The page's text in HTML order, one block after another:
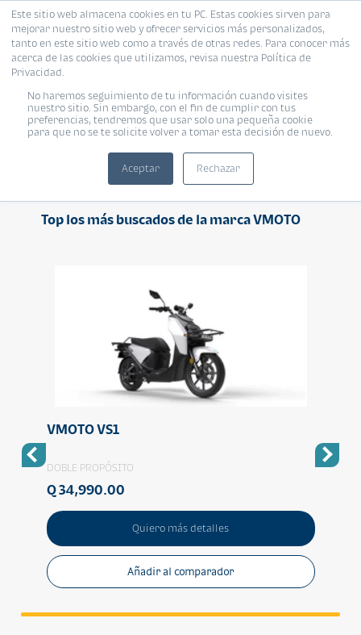
Este sitio web almacena cookies en tu PC. Estas cookies sirven para
mejorar nuestro sitio web y ofrecer servicios más personalizados,
tanto en este sitio web como a través de otras redes. Para conocer más
acerca de las cookies que utilizamos, revisa nuestra Política de
Privacidad.
No haremos seguimiento de tu información cuando visites
nuestro sitio. Sin embargo, con el fin de cumplir con tus
preferencias, tendremos que usar solo una pequeña cookie
para que no se te solicite volver a tomar esta decisión de nuevo.
Aceptar Rechazar
VMOTO
Top los más buscados de la marca VMOTO
VMOTO VS1
DOBLE PROPÓSITO
Q 34,990.00
Quiero más detalles
Añadir al comparador